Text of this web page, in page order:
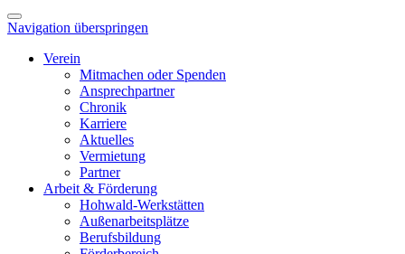
Navigation überspringen
Verein
Mitmachen oder Spenden
Ansprechpartner
Chronik
Karriere
Aktuelles
Vermietung
Partner
Arbeit & Förderung
Hohwald-Werkstätten
Außenarbeitsplätze
Berufsbildung